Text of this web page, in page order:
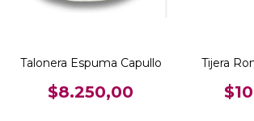
Talonera Espuma Capullo
$8.250,00
Tijera